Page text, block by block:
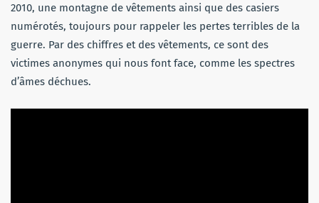
2010, une montagne de vêtements ainsi que des casiers
numérotés, toujours pour rappeler les pertes terribles de la
guerre. Par des chiffres et des vêtements, ce sont des
victimes anonymes qui nous font face, comme les spectres
d’âmes déchues.